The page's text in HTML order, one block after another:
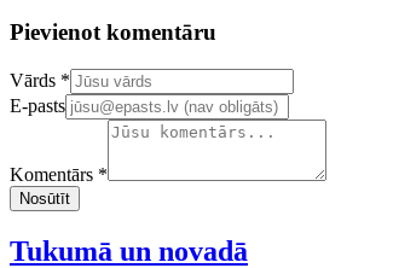
Pievienot komentāru
Confirm your email address
Vārds *
E-pasts
Komentārs *
Nosūtīt
Tukumā un novadā